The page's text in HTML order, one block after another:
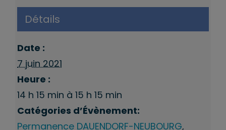
Détails
Date :
7 juin 2021
Heure :
14 h 15 min à 15 h 15 min
Catégories d’Évènement:
Permanence DAUENDORF-NEUBOURG,